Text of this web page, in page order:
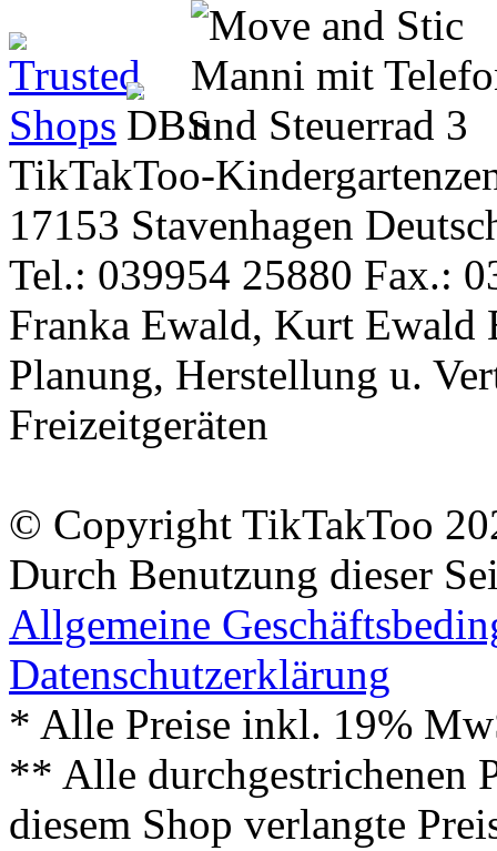
TikTakToo-
17153 Stavenhagen
Tel.: 039954 25880 Fax.:
Franka Ewald, Kurt Ewald
Planung, Herstellung u.
Freizeitgeräten
© Copyright TikTakToo
Durch Benutzung dieser
Allgemeine
Datenschutzerklärung
* Alle Preise inkl. 19%
** Alle durchgestrichenen
diesem Shop verlangte